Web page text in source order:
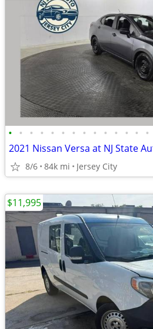
• • • • • • • • • • • • • •
8/6 84k mi Jersey City
$11,995